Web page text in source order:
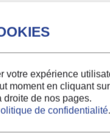
votre expérience
moment en cliquant sur
droite de nos pages.
de confidentialité.